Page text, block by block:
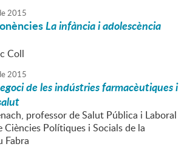
2015
La infància i adolescència
Coll
2015
de les indústries farmacèutiques i
professor de Salut Pública i Laboral
Polítiques i Socials de la
Fabra